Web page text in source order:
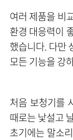
여러 제품을 비
환경 대응력이
했습니다. 다만
모든 기능을 강
처음 보청기를
때로는 낯설고
초기에는 말소